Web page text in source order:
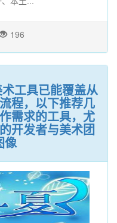
196
工具已能覆盖从
程，以下推荐几
需求的工具，尤
开发者与美术团
像